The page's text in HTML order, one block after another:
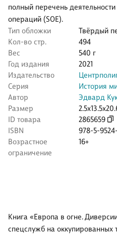
полный перечень
операций (SOE).
Тип обложки
Твёрдый
Кол-во стр.
494
Вес
540 г
Год издания
2021
Издательство
Серия
История
Автор
Эдвард
Размер
ID товара
2865659
ISBN
978-5-
Возрастное
ограничение
16+
Книга «Европа в огне.
спецслужб на оккупированных